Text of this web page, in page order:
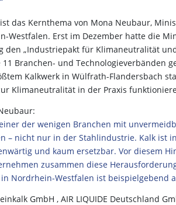
das Kernthema von Mona Neubaur,
Westfalen. Erst im Dezember hatte die
den „Industriepakt für Klimaneutralität
Branchen- und Technologieverbänden
Kalkwerk in Wülfrath-Flandersbach
Klimaneutralität in der Praxis
der wenigen Branchen mit
– nicht nur in der Stahlindustrie. Kalk ist
und kaum ersetzbar. Vor diesem
zusammen diese
Nordrhein-Westfalen ist beispielgebend
GmbH , AIR LIQUIDE Deutschland